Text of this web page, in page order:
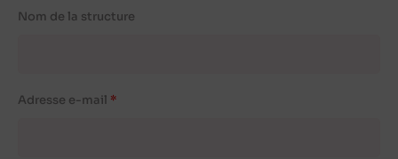
Nom de la structure
Adresse e-mail